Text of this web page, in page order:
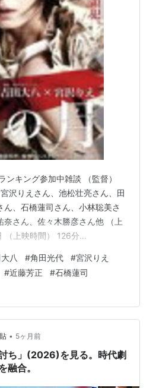
ンキング参加中雑談 （監督）
沢りえさん、池松壮亮さん、田
、石橋蓮司さん、小林聡美さ
奈さん、佐々木勝彦さん他 （上
（上映時間） 126分
どもには恵まれなかったものの
契約社員として働く「わかば
りで上司の井上から高い評価
自由のない生活を送っている梨
薄く、鈍感なところのある夫…
八 #角田光代 #宮沢りえ
#近藤芳正 #石橋蓮司
• 5ヶ月前
ち」(2026)を見る。時代劇
融合。